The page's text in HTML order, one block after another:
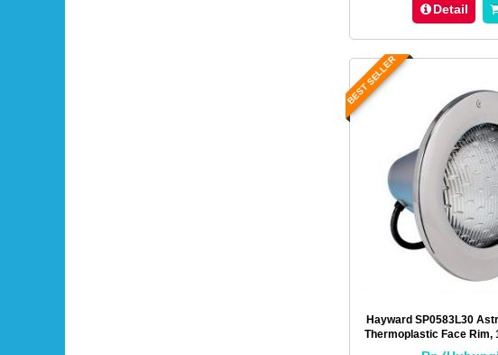
Detail
BEST SELLER
Hayward SP0583L30
Thermoplastic Face Rim,
Cord